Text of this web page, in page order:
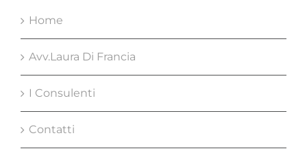
Home
Avv.Laura Di Francia
I Consulenti
Contatti